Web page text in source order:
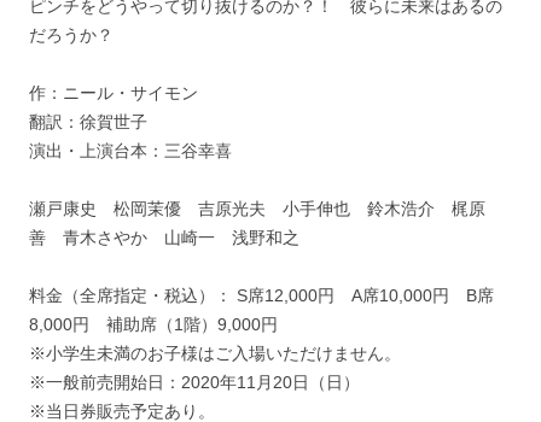
ピンチをどうやって切り抜けるのか？！ 彼らに未来はあるの
だろうか？
作：ニール・サイモン
翻訳：徐賀世子
演出・上演台本：三谷幸喜
瀬戸康史 松岡茉優 吉原光夫 小手伸也 鈴木浩介 梶原
善 青木さやか 山崎一 浅野和之
料金（全席指定・税込）： S席12,000円 A席10,000円 B席
8,000円 補助席（1階）9,000円
※小学生未満のお子様はご入場いただけません。
※一般前売開始日：2020年11月20日（日）
※当日券販売予定あり。